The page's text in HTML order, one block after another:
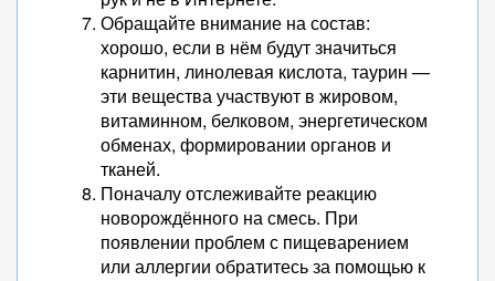
Обращайте внимание на состав:
хорошо, если в нём будут значиться
карнитин, линолевая кислота, таурин —
эти вещества участвуют в жировом,
витаминном, белковом, энергетическом
обменах, формировании органов и
тканей.
Поначалу отслеживайте реакцию
новорождённого на смесь. При
появлении проблем с пищеварением
или аллергии обратитесь за помощью к